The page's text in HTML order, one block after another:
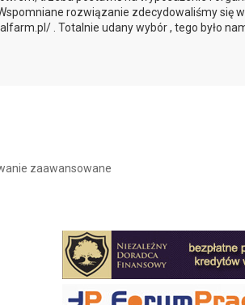
rozwiązanie zdecydowaliśmy się
. Totalnie udany wybór , tego było
zaawansowane